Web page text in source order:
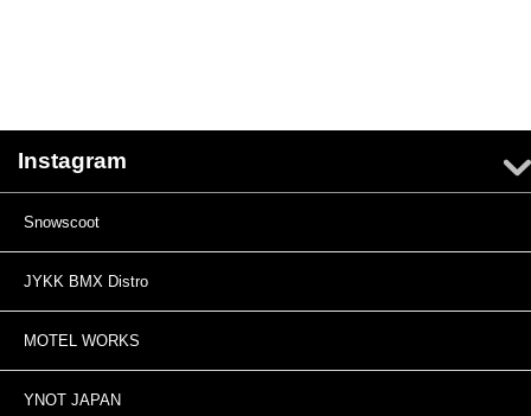
Instagram
Snowscoot
JYKK BMX Distro
MOTEL WORKS
YNOT JAPAN